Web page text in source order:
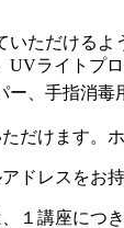
ただけるよ
、UVライ
ー、手指消
だけます。
ドレスをお
１講座につ